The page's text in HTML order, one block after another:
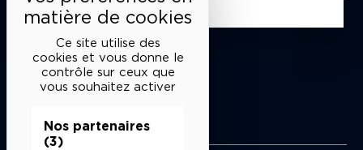
Ce site utilise des
cookies et vous donne le
contrôle sur ceux que
vous souhaitez activer
Nos partenaires
(3)
Mentions légales
Conditions générales de vente
Cookies
Restons en lien